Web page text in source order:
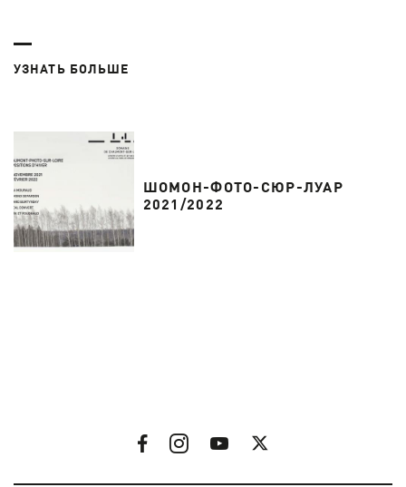
УЗНАТЬ БОЛЬШЕ
ШОМОН-ФОТО-СЮР-ЛУАР
2021/2022